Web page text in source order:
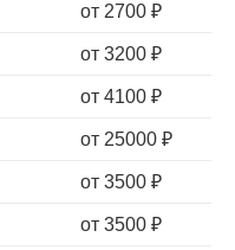
от 2700 ₽
от 3200 ₽
от 4100 ₽
от 25000 ₽
от 3500 ₽
от 3500 ₽